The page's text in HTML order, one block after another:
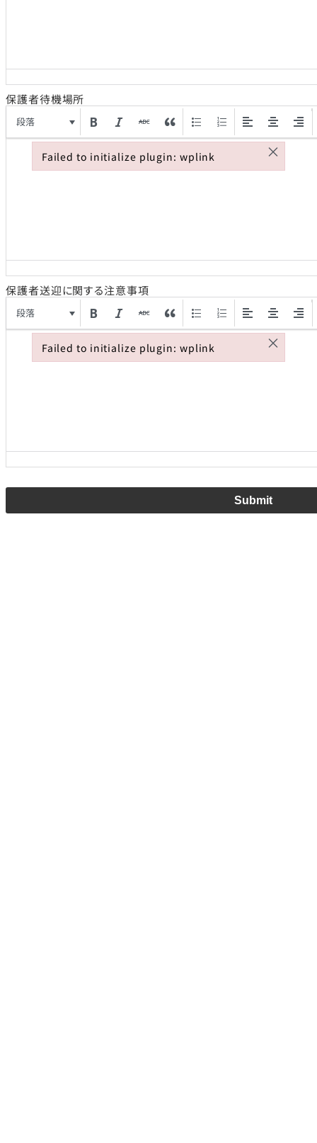
保護者待機場所
段落
保護者送迎に関する注意事項
段落
Submit
Failed to initialize plugin: wplink ×
Failed to initialize plugin: wplink
Failed to initialize plugin: wplink ×
Failed to initialize plugin: wplink